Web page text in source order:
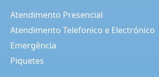
Atendimento Presencial
Atendimento Telefonico e Electrónico
Emergência
Piquetes